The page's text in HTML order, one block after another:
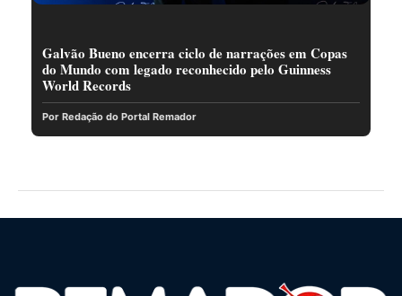
Galvão Bueno encerra ciclo de narrações em Copas
do Mundo com legado reconhecido pelo Guinness
World Records
Por Redação do Portal Remador